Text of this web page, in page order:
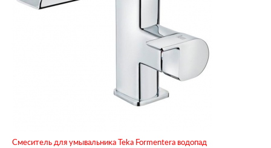
Смеситель для умывальника Teka Formentera водопад